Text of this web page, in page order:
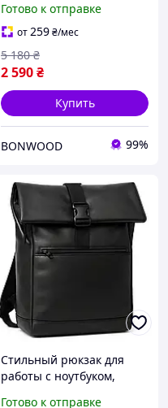
аксессуар для ноутбука и
документов, черный
Готово к отправке
от259₴/мес
2 590₴
5 180 ₴
Купить
BONWOOD 99%
Стильный рюкзак для
работы с ноутбуком,
Готово к отправке